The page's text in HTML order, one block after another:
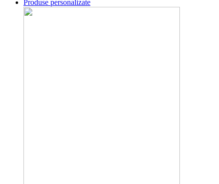
Produse personalizate